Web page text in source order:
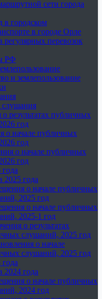
сети города
в городском
в городе Орле
регулярных перевозок
РФ
и землепользование
результатах публичных
год
о начале публичных
год
о начале публичных
год
2025 года
о начале публичных
2025 год
о начале публичных
2025-1 год
о результатах
слушаний, 2025 год
о начале
слушаний, 2025 год
2024 года
о начале публичных
2024 год